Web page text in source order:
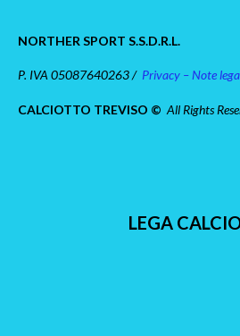
NORTHER SPORT S.S.D.R.L.
P. IVA 05087640263 / Privacy – Note
CALCIOTTO TREVISO © All Rights
LEGA